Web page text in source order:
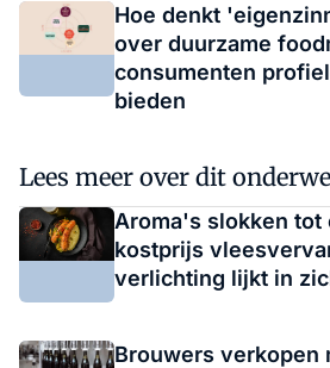
Hoe denkt
over duurzame
consumenten
bieden
Lees meer over dit
Aroma's slokken tot
kostprijs
verlichting lijkt in
Brouwers verkopen